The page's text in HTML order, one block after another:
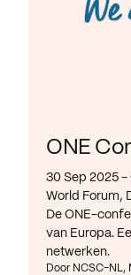
ONE
30 Sep 2025 -
World Forum,
De ONE-
van Europa.
netwerken.
Door NCSC-